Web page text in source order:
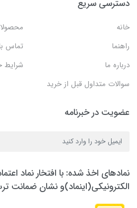
دسترسی سریع
خانه
راهنما
تماس
درباره ما
شرایط
سوالات متداول قبل از خرید
عضویت در خبرنامه
نمادهای اخذ شده: با افتخار نماد
الکترونیکی(اینماد)و نشان ضمانت